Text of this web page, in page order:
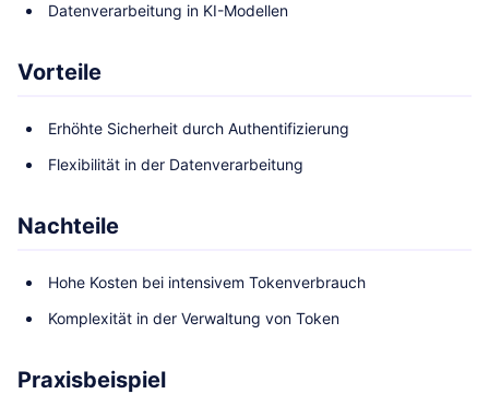
Datenverarbeitung in KI-Modellen
Vorteile
Erhöhte Sicherheit durch Authentifizierung
Flexibilität in der Datenverarbeitung
Nachteile
Hohe Kosten bei intensivem Tokenverbrauch
Komplexität in der Verwaltung von Token
Praxisbeispiel